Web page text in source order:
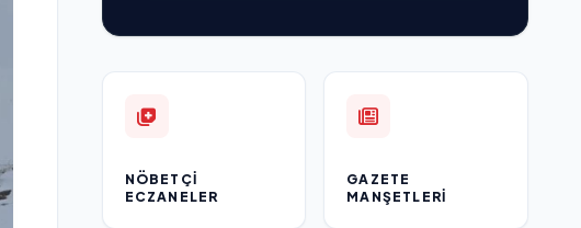
NÖBETÇI
ECZANELER
GAZETE
MANŞETLERI